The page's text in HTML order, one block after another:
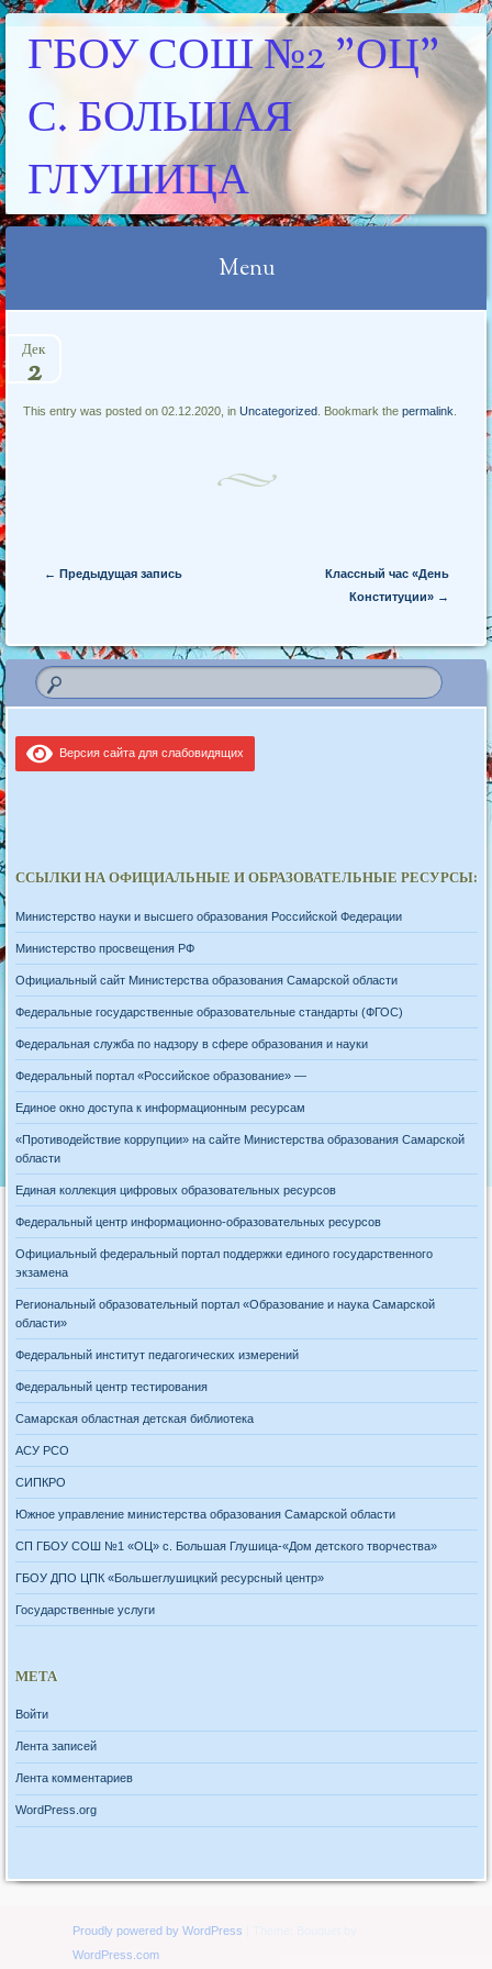
ГБОУ СОШ №2 "ОЦ"
С. БОЛЬШАЯ
ГЛУШИЦА
Menu
to
Дек
2
This entry was posted on 02.12.2020, inUncategorized. Bookmark thepermalink.
Post navigation
← Предыдущая запись
Классный час «День
Конституции» →
Версия сайта для слабовидящих
ССЫЛКИ НА ОФИЦИАЛЬНЫЕ И ОБРАЗОВАТЕЛЬНЫЕ РЕСУРСЫ:
Министерство науки и высшего образования Российской Федерации
Министерство просвещения РФ
Официальный сайт Министерства образования Самарской области
Федеральные государственные образовательные стандарты (ФГОС)
Федеральная служба по надзору в сфере образования и науки
Федеральный портал «Российское образование» —
Единое окно доступа к информационным ресурсам
«Противодействие коррупции» на сайте Министерства образования Самарской
области
Единая коллекция цифровых образовательных ресурсов
Федеральный центр информационно-образовательных ресурсов
Официальный федеральный портал поддержки единого государственного
экзамена
Региональный образовательный портал «Образование и наука Самарской
области»
Федеральный институт педагогических измерений
Федеральный центр тестирования
Самарская областная детская библиотека
АСУ РСО
СИПКРО
Южное управление министерства образования Самарской области
СП ГБОУ СОШ №1 «ОЦ» с. Большая Глушица-«Дом детского творчества»
ГБОУ ДПО ЦПК «Большеглушицкий ресурсный центр»
Государственные услуги
МЕТА
Войти
Лента записей
Лента комментариев
WordPress.org
Proudly powered by WordPress
WordPress.com